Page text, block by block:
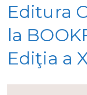
Editura
la
Ediţia a